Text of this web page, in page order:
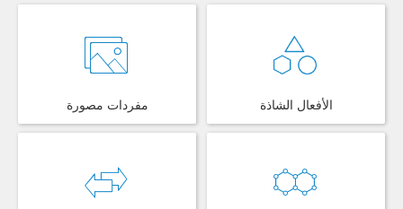
مفردات مصورة الأفعال الشاذة